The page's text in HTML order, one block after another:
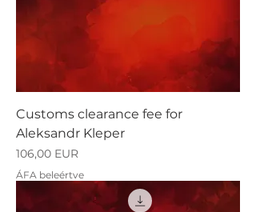
Customs clearance fee for
Aleksandr Kleper
Ár
106,00 EUR
ÁFA beleértve